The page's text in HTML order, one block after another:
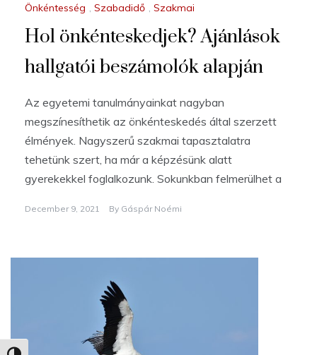
Önkéntesség , Szabadidő , Szakmai
Hol önkénteskedjek? Ajánlások
hallgatói beszámolók alapján
Az egyetemi tanulmányainkat nagyban
megszínesíthetik az önkénteskedés által szerzett
élmények. Nagyszerű szakmai tapasztalatra
tehetünk szert, ha már a képzésünk alatt
gyerekekkel foglalkozunk. Sokunkban felmerülhet a
December 9, 2021 By Gáspár Noémi